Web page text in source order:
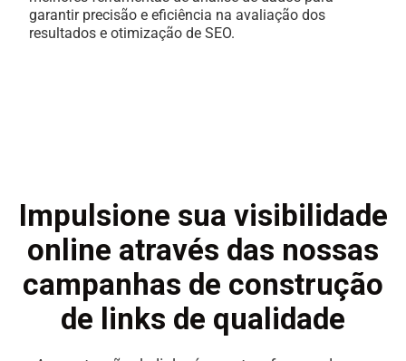
garantir precisão e eficiência na avaliação dos
resultados e otimização de SEO.
Impulsione sua visibilidade
online através das nossas
campanhas de construção
de links de qualidade